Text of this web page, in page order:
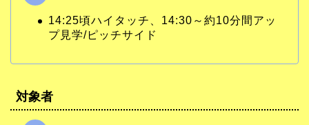
14:25頃ハイタッチ、14:30～約10分間アッ
プ見学/ピッチサイド
対象者